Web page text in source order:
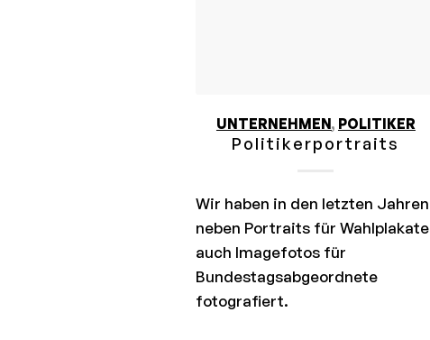
UNTERNEHMEN , POLITIKER
Politikerportraits
Wir haben in den letzten Jahren
neben Portraits für Wahlplakate
auch Imagefotos für
Bundestagsabgeordnete
fotografiert.